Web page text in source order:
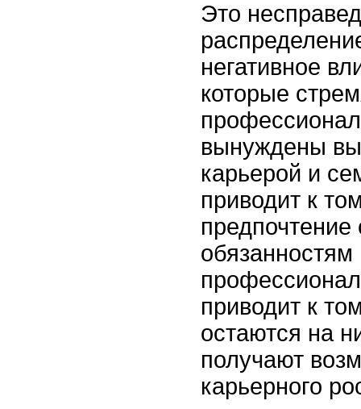
Это
негативное
которые
вынуждены
карьерой и
приводит к
приводит к
остаются на
получают
карьерного